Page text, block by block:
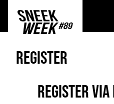
REGISTER
REGISTER